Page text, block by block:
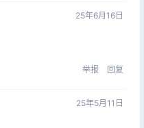
25年6月16日
举报 回复
25年5月11日